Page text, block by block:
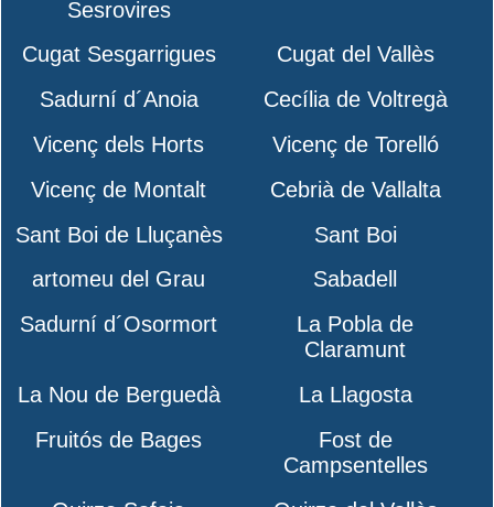
Sesrovires
Cugat Sesgarrigues
Cugat del Vallès
Sadurní d´Anoia
Cecília de Voltregà
Vicenç dels Horts
Vicenç de Torelló
Vicenç de Montalt
Cebrià de Vallalta
Sant Boi de Lluçanès
Sant Boi
artomeu del Grau
Sabadell
Sadurní d´Osormort
La Pobla de
Claramunt
La Nou de Berguedà
La Llagosta
Fruitós de Bages
Fost de
Campsentelles